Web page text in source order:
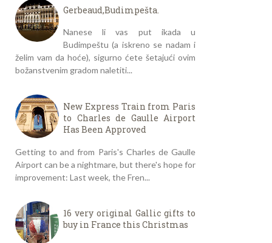
Gerbeaud,Budimpešta.
Nanese li vas put ikada u
Budimpeštu (a iskreno se nadam i
želim vam da hoće), sigurno ćete šetajući ovim
božanstvenim gradom naletiti...
New Express Train from Paris
to Charles de Gaulle Airport
Has Been Approved
Getting to and from Paris's Charles de Gaulle
Airport can be a nightmare, but there's hope for
improvement: Last week, the Fren...
16 very original Gallic gifts to
buy in France this Christmas